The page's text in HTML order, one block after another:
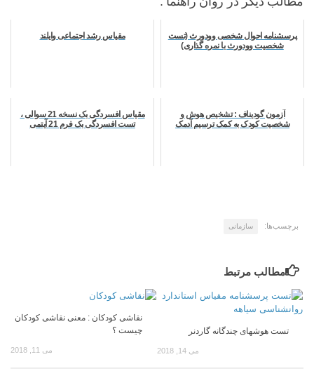
پرسشنامه احوال شخصی وودورث (تست
شخصیت وودورث با نمره گذاری)
مقیاس رشد اجتماعی وایلند
آزمون گودیناف : تشخیص هوش و
شخصیت کودک به کمک ترسیم آدمک
مقیاس افسردگی بک نسخه 21 سوالی ،
تست افسردگی بک فرم 21 آیتمی
برچسب‌ها: سازمانی
مطالب مرتبط
نقاشی کودکان : معنی نقاشی کودکان
چیست ؟
می 11, 2018
تست هوشهای چندگانه گاردنر
می 14, 2018